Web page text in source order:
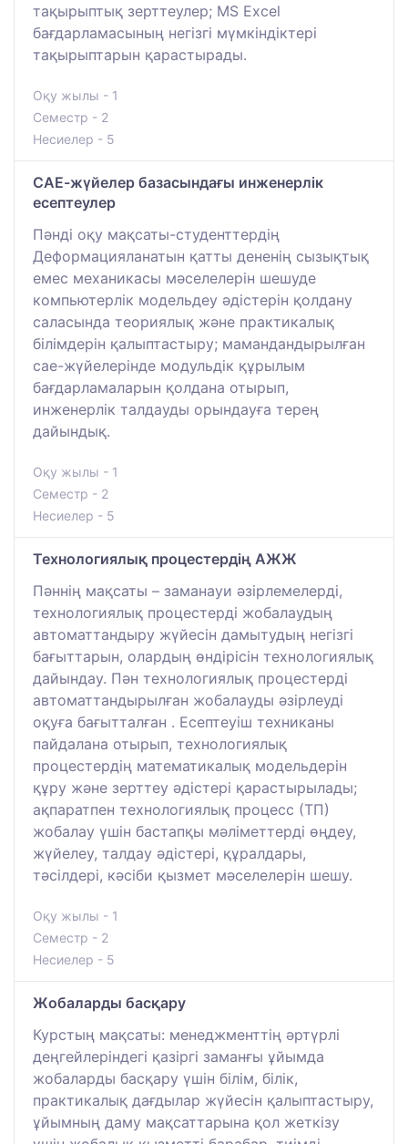
тақырыптық зерттеулер; MS Excel
бағдарламасының негізгі мүмкіндіктері
тақырыптарын қарастырады.
Оқу жылы - 1
Семестр - 2
Несиелер - 5
САЕ-жүйелер базасындағы инженерлік
есептеулер
Пәнді оқу мақсаты-студенттердің
Деформацияланатын қатты дененің сызықтық
емес механикасы мәселелерін шешуде
компьютерлік модельдеу әдістерін қолдану
саласында теориялық және практикалық
білімдерін қалыптастыру; мамандандырылған
cae-жүйелерінде модульдік құрылым
бағдарламаларын қолдана отырып,
инженерлік талдауды орындауға терең
дайындық.
Оқу жылы - 1
Семестр - 2
Несиелер - 5
Технологиялық процестердің АЖЖ
Пәннің мақсаты – заманауи әзірлемелерді,
технологиялық процестерді жобалаудың
автоматтандыру жүйесін дамытудың негізгі
бағыттарын, олардың өндірісін технологиялық
дайындау. Пән технологиялық процестерді
автоматтандырылған жобалауды әзірлеуді
оқуға бағытталған . Есептеуіш техниканы
пайдалана отырып, технологиялық
процестердің математикалық модельдерін
құру және зерттеу әдістері қарастырылады;
ақпаратпен технологиялық процесс (ТП)
жобалау үшін бастапқы мәліметтерді өңдеу,
жүйелеу, талдау әдістері, құралдары,
тәсілдері, кәсіби қызмет мәселелерін шешу.
Оқу жылы - 1
Семестр - 2
Несиелер - 5
Жобаларды басқару
Курстың мақсаты: менеджменттің әртүрлі
деңгейлеріндегі қазіргі заманғы ұйымда
жобаларды басқару үшін білім, білік,
практикалық дағдылар жүйесін қалыптастыру,
ұйымның даму мақсаттарына қол жеткізу